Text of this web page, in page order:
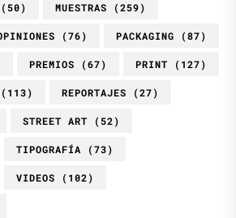
(50) MUESTRAS (259)
OPINIONES (76) PACKAGING (87)
PREMIOS (67) PRINT (127)
(113) REPORTAJES (27)
STREET ART (52)
TIPOGRAFÍA (73)
VIDEOS (102)